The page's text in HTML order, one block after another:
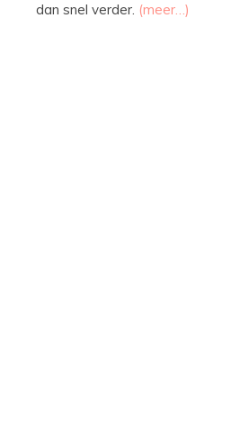
dan snel verder. (meer…)